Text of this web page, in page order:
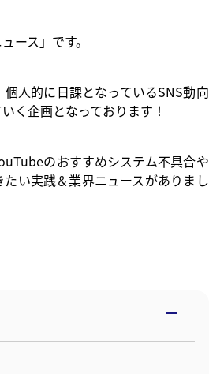
ース」です。
人的に日課となっているSNS動向
く企画となっております！
のおすすめシステム不具合や
い実践＆業界ニュースがありまし